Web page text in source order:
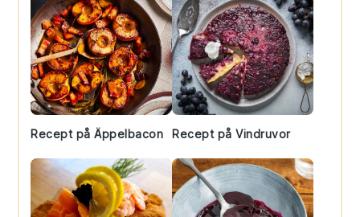
Recept på Äppelbacon Recept på Vindruvor